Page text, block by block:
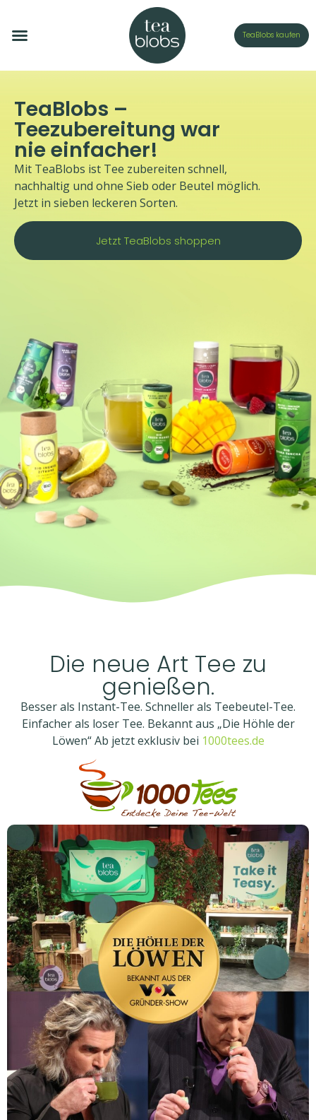
TeaBlobs kaufen
TeaBlobs –
Teezubereitung war
nie einfacher!
Mit TeaBlobs ist Tee zubereiten schnell,
nachhaltig und ohne Sieb oder Beutel möglich.
Jetzt in sieben leckeren Sorten.
Jetzt TeaBlobs shoppen
Die neue Art Tee zu
genießen.
Besser als Instant-Tee. Schneller als Teebeutel-Tee.
Einfacher als loser Tee. Bekannt aus „Die Höhle der
Löwen“ Ab jetzt exklusiv bei 1000tees.de​